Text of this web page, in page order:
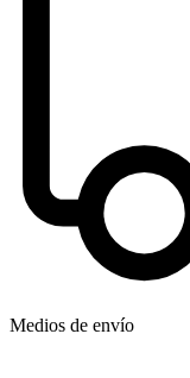
Medios de envío